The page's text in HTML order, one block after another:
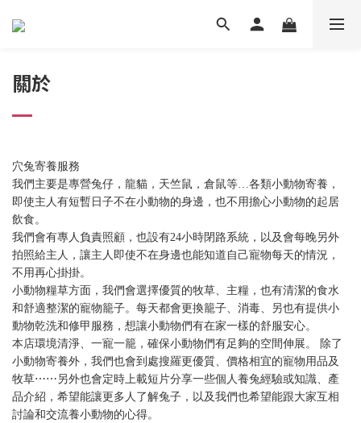
關於
穴兔寄養服務
我們主要是專營兔仔，龍貓，天竺鼠，倉鼠等…各類小動物寄養，
即使主人有短暫日子不在小動物的身邊，也不用擔心小動物的起居
飲食。
我們會有專人負責照顧，也設有24小時閉路系統，以及會每晚另外
拍照給主人 ， 讓主人即使不在身邊也能知道自己寵物每天的情況，
不用再心掛掛。
小動物糧草方面，我們會選擇優質的牧草、主糧，也有清潔的食水
和舒適整潔的寵物籠子。每天都會更換籠子、消毒、另也有提供小
動物乾洗和修甲服務，想讓小動物們有在家一樣的舒服安心。
本店環境清淨、一寵一籠，確保小動物們有足夠的空間伸展。 除了
小動物寄養外，我們也會到處搜羅更優質、價格相宜的寵物用品及
牧草⋯⋯另外也會定時上載短片分享一些個人養兔經驗或知識、產
品介紹，希望能讓更多人了解兔子，以及我們也希望能跟大家互相
討論和交流養小動物的心得。